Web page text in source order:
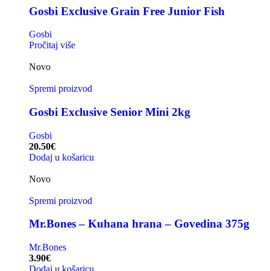
Gosbi Exclusive Grain Free Junior Fish
Gosbi
Pročitaj više
Novo
Spremi proizvod
Gosbi Exclusive Senior Mini 2kg
Gosbi
20.50€
Dodaj u košaricu
Novo
Spremi proizvod
Mr.Bones – Kuhana hrana – Govedina 375g
Mr.Bones
3.90€